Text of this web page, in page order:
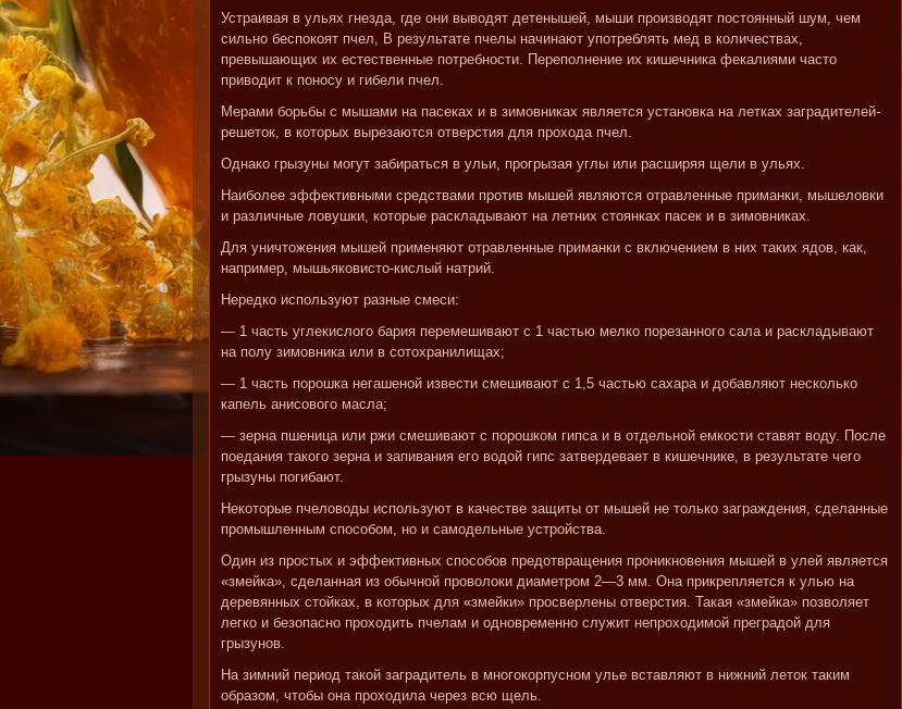
Устраивая в ульях гнезда, где они выводят детенышей, мыши производят постоянный шум, чем
сильно беспокоят пчел, В результате пчелы начинают употреблять мед в количествах,
превышающих их естественные потребности. Переполнение их кишечника фекалиями часто
приводит к поносу и гибели пчел.
Мерами борьбы с мышами на пасеках и в зимовниках является установка на летках заградителей-
решеток, в которых вырезаются отверстия для прохода пчел.
Однако грызуны могут забираться в ульи, прогрызая углы или расширяя щели в ульях.
Наиболее эффективными средствами против мышей являются отравленные приманки, мышеловки
и различные ловушки, которые раскладывают на летних стоянках пасек и в зимовниках.
Для уничтожения мышей применяют отравленные приманки с включением в них таких ядов, как,
например, мышьяковисто-кислый натрий.
Нередко используют разные смеси:
— 1 часть углекислого бария перемешивают с 1 частью мелко порезанного сала и раскладывают
на полу зимовника или в сотохранилищах;
— 1 часть порошка негашеной извести смешивают с 1,5 частью сахара и добавляют несколько
капель анисового масла;
— зерна пшеница или ржи смешивают с порошком гипса и в отдельной емкости ставят воду. После
поедания такого зерна и запивания его водой гипс затвердевает в кишечнике, в результате чего
грызуны погибают.
Некоторые пчеловоды используют в качестве защиты от мышей не только заграждения, сделанные
промышленным способом, но и самодельные устройства.
Один из простых и эффективных способов предотвращения проникновения мышей в улей является
«змейка», сделанная из обычной проволоки диаметром 2—3 мм. Она прикрепляется к улью на
деревянных стойках, в которых для «змейки» просверлены отверстия. Такая «змейка» позволяет
легко и безопасно проходить пчелам и одновременно служит непроходимой преградой для
грызунов.
На зимний период такой заградитель в многокорпусном улье вставляют в нижний леток таким
образом, чтобы она проходила через всю щель.